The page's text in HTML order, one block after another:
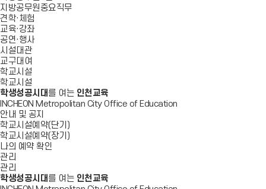
지방공무원중요직무
견학·체험
교육·강좌
공연·행사
시설대관
교구대여
학교시설
학교시설
학생성공시대 를 여는 인천교육
INCHEON Metropolitan City Office of Education
안내 및 공지
학교시설예약(단기)
학교시설예약(장기)
나의 예약 확인
관리
관리
학생성공시대 를 여는 인천교육